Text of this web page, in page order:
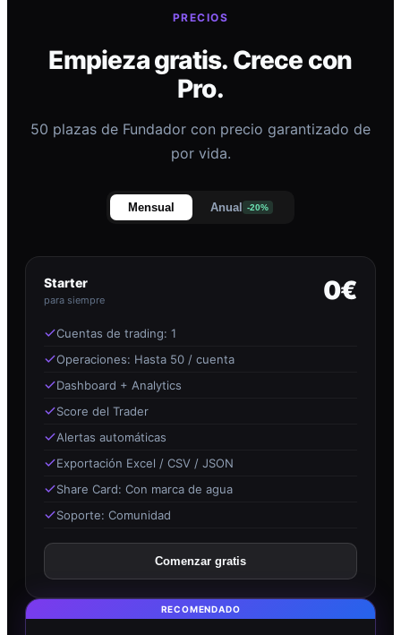
PRECIOS
Empieza gratis. Crece con
Pro.
50 plazas de Fundador con precio garantizado de
por vida.
Mensual Anual -20%
Starter
para siempre 0€
Cuentas de trading: 1
Operaciones: Hasta 50 / cuenta
Dashboard + Analytics
Score del Trader
Alertas automáticas
Exportación Excel / CSV / JSON
Share Card: Con marca de agua
Soporte: Comunidad
Comenzar gratis
RECOMENDADO